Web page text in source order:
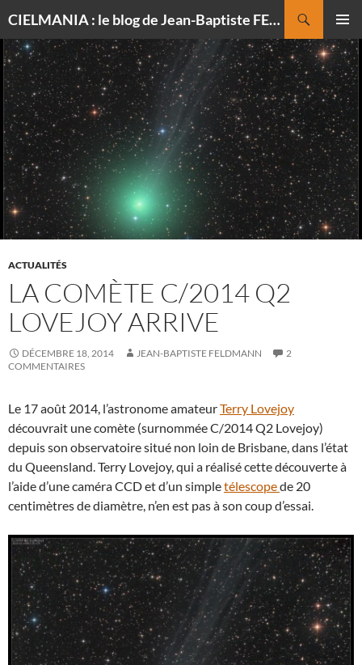
CIELMANIA : le blog de Jean-Baptiste FELDMANN, photographe du ciel
MENU
AU
CONTENU
ACTUALITÉS
LA COMÈTE C/2014 Q2
LOVEJOY ARRIVE
DÉCEMBRE 18, 2014 JEAN-BAPTISTE FELDMANN
2
COMMENTAIRES
Le 17 août 2014, l’astronome amateurTerry Lovejoy
découvrait une comète (surnommée C/2014 Q2 Lovejoy)
depuis son observatoire situé non loin de Brisbane, dans l’état
du Queensland. Terry Lovejoy, qui a réalisé cette découverte à
l’aide d’une caméra CCD et d’un simpletélescopede 20
centimètres de diamètre, n’en est pas à son coup d’essai.